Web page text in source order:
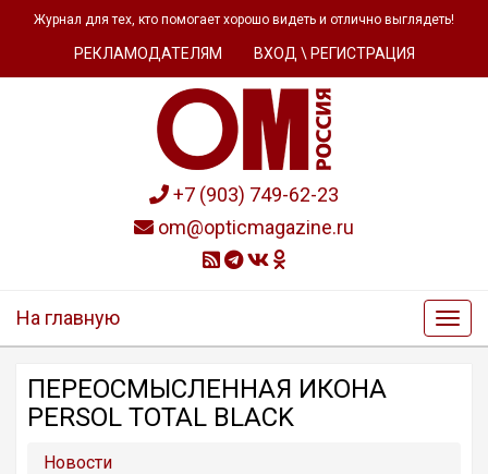
Журнал для тех, кто помогает хорошо видеть и отлично выглядеть!
РЕКЛАМОДАТЕЛЯМ ВХОД \ РЕГИСТРАЦИЯ
+7 (903) 749-62-23
om@opticmagazine.ru
На главную
ПЕРЕОСМЫСЛЕННАЯ ИКОНА
PERSOL TOTAL BLACK
Новости